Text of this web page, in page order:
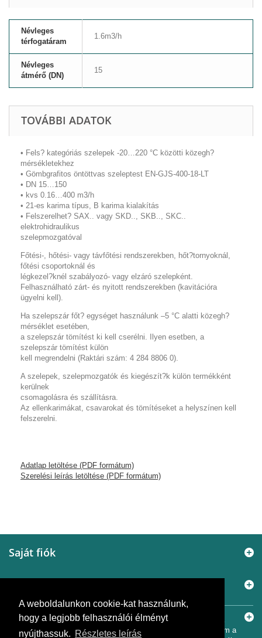
A weboldalunkon cookie-kat használunk,
hogy a legjobb felhasználói élményt
nyújthassuk. Részletes leírás
Névleges
térfogatáram
1.6m3/h
Névleges
átmérő (DN)
15
TOVÁBBI ADATOK
• Fels? kategóriás szelepek -20…220 °C közötti közegh?
mérsékletekhez
• Gömbgrafitos öntöttvas szeleptest EN-GJS-400-18-LT
• DN 15…150
• kvs 0.16…400 m3/h
• 21-es karima típus, B karima kialakítás
• Felszerelhet? SAX.. vagy SKD.., SKB.., SKC..
elektrohidraulikus
szelepmozgatóval
Főtési-, hőtési- vagy távfőtési rendszerekben, hőt?tornyoknál,
főtési csoportoknál és
légkezel?knél szabályozó- vagy elzáró szelepként.
Felhasználható zárt- és nyitott rendszerekben (kavitációra
ügyelni kell).
Ha szelepszár főt? egységet használunk –5 °C alatti közegh?
mérséklet esetében,
a szelepszár tömítést ki kell cserélni. Ilyen esetben, a
szelepszár tömítést külön
kell megrendelni (Raktári szám: 4 284 8806 0).
A szelepek, szelepmozgatók és kiegészít?k külön termékként
kerülnek
csomagolásra és szállításra.
Az ellenkarimákat, csavarokat és tömítéseket a helyszínen kell
felszerelni.
Adatlap letöltése (PDF formátum)
Szerelési leírás letöltése (PDF formátum)
Saját fiók
© 2005 - 2026Murányi Épületgépészet Kft.A SiemensBolt.hu a
Murányi Épületgépészet Kft. független webáruháza. Az oldal nem a
Elérhetőségek